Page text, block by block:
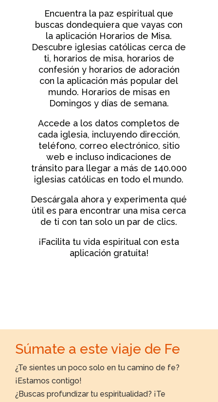
Encuentra la paz espiritual que
buscas dondequiera que vayas con
la aplicación Horarios de Misa.
Descubre iglesias católicas cerca de
ti, horarios de misa, horarios de
confesión y horarios de adoración
con la aplicación más popular del
mundo. Horarios de misas en
Domingos y días de semana.
Accede a los datos completos de
cada iglesia, incluyendo dirección,
teléfono, correo electrónico, sitio
web e incluso indicaciones de
tránsito para llegar a más de 140.000
iglesias católicas en todo el mundo.
Descárgala ahora y experimenta qué
útil es para encontrar una misa cerca
de ti con tan solo un par de clics.
¡Facilita tu vida espiritual con esta
aplicación gratuita!
Súmate a este viaje de Fe
¿Te sientes un poco solo en tu camino de fe?
¡Estamos contigo!
¿Buscas profundizar tu espiritualidad? ¡Te